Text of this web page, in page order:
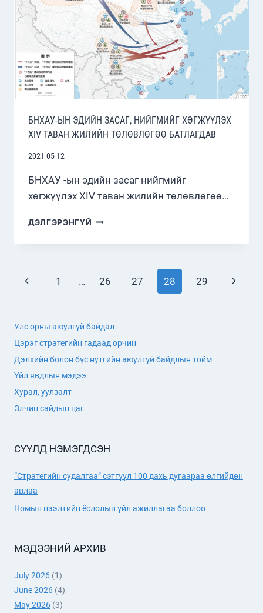
БНХАУ-ЫН ЭДИЙН ЗАСАГ, НИЙГМИЙГ ХӨГЖҮҮЛЭХ
XIV ТАВАН ЖИЛИЙН ТӨЛӨВЛӨГӨӨ БАТЛАГДАВ
2021-05-12
БНХАУ -ын эдийн засаг нийгмийг
хөгжүүлэх XIV таван жилийн төлөвлөгөө…
ДЭЛГЭРЭНГҮЙ БНХАУ-
ЭДИЙН
ХӨГЖҮҮЛЭХ
ТӨЛӨВЛӨГӨӨ
БАТЛАГДАВ
Page
Previous
1 … 26 27 28 29
Next
Улс орны аюулгүй байдал
Цэрэг стратегийн гадаад орчин
Дэлхийн болон бүс нутгийн аюулгүй байдлын тойм
Үйл явдлын мэдээ
Хурал, уулзалт
Элчин сайдын цаг
СҮҮЛД НЭМЭГДСЭН
“Стратегийн судалгаа” сэтгүүл 100 дахь дугаараа өлгийдөн
авлаа
Номын нээлтийн ёслолын үйл ажиллагаа боллоо
МЭДЭЭНИЙ АРХИВ
July 2026 (1)
June 2026 (4)
May 2026 (3)